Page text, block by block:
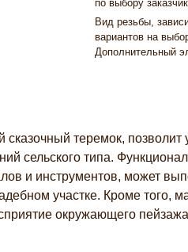
по выбору
Вид резьбы,
вариантов на
Дополнительный
теремок, позволит
сельского типа.
и инструментов, может
участке. Кроме
окружающего